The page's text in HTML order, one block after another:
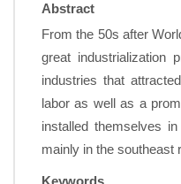
Abstract
From the 50s after
great industrialization
industries that
labor as well as a
installed themselves
mainly in the southeast